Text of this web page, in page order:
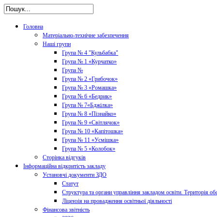
Головна
Матеріально-технічне забезпечення
Наші групи
Група № 4 "Кульбабка"
Група № 1 «Курчатко»
Група №
Група № 2 «Грибочок»
Група № 3 «Ромашка»
Група № 6 «Бедрик»
Група № 7«Бджілка»
Група № 8 «Пізнайко»
Група № 9 «Світлячок»
Група № 10 «Капітошка»
Група № 11 «Усмішка»
Група № 5 «Колобок»
Сторінка відгуків
Інформаційна відкритість закладу
Установчі документи ЗДО
Статут
Структура та органи управління закладом освіти. Територія
Ліцензія на провадження освітньої діяльності
Фінансова звітність